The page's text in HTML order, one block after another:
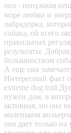
она - ненужная
море любви и
лабрадорка,
собака, ей всего
правильных
результаты.
большинством
А еще она
Интересный факт
extreme dog trail
нужен дом, в
активная, но она
маленьком
она дает только